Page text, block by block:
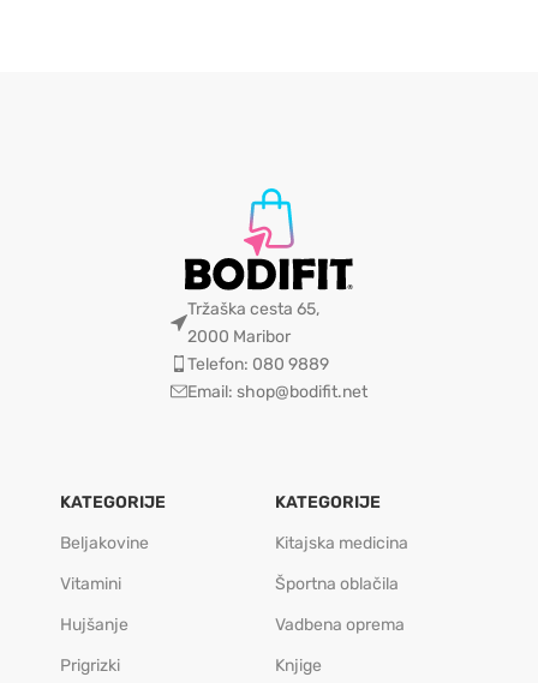
Tržaška cesta 65,
2000 Maribor
Telefon: 080 9889
Email: shop@bodifit.net
KATEGORIJE
Beljakovine
Vitamini
Hujšanje
Prigrizki
KATEGORIJE
Kitajska medicina
Športna oblačila
Vadbena oprema
Knjige